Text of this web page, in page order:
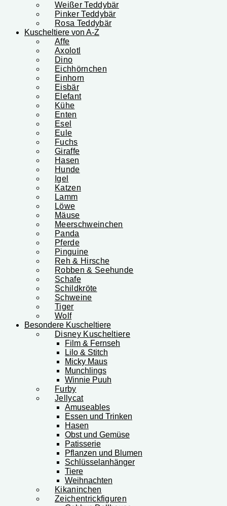
Weißer Teddybär
Pinker Teddybär
Rosa Teddybär
Kuscheltiere von A-Z
Affe
Axolotl
Dino
Eichhörnchen
Einhorn
Eisbär
Elefant
Kühe
Enten
Esel
Eule
Fuchs
Giraffe
Hasen
Hunde
Igel
Katzen
Lamm
Löwe
Mäuse
Meerschweinchen
Panda
Pferde
Pinguine
Reh & Hirsche
Robben & Seehunde
Schafe
Schildkröte
Schweine
Tiger
Wolf
Besondere Kuscheltiere
Disney Kuscheltiere
Film & Fernseh
Lilo & Stitch
Micky Maus
Munchlings
Winnie Puuh
Furby
Jellycat
Amuseables
Essen und Trinken
Hasen
Obst und Gemüse
Patisserie
Pflanzen und Blumen
Schlüsselanhänger
Tiere
Weihnachten
Kikaninchen
Zeichentrickfiguren